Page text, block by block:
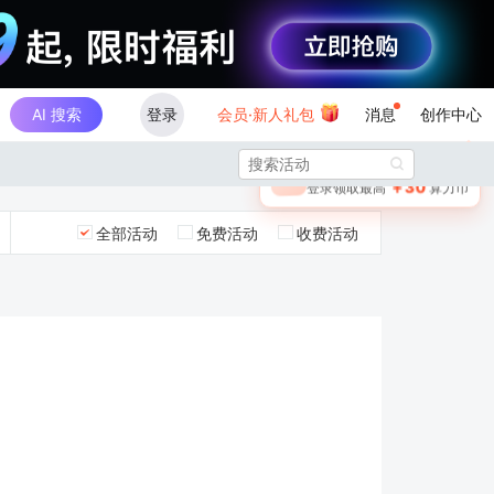
AI 搜索 登录 会员·新人礼包 消息 创作中心
🎁 未登录
登录领取最高￥30算力币

全部活动 免费活动 收费活动